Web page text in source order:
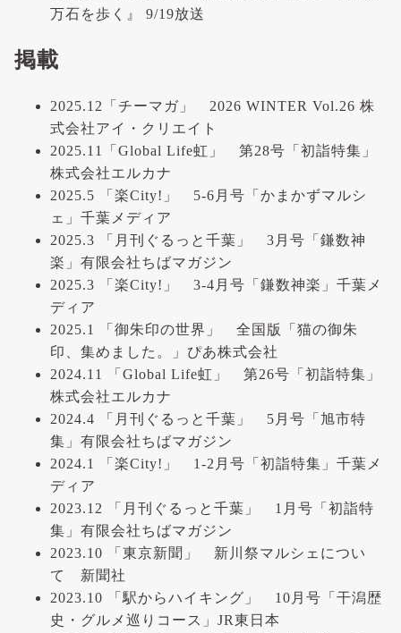
万石を歩く』 9/19放送
掲載
2025.12「チーマガ」 2026 WINTER Vol.26 株
式会社アイ・クリエイト
2025.11「Global Life虹」 第28号「初詣特集」
株式会社エルカナ
2025.5 「楽City!」 5-6月号「かまかずマルシ
ェ」千葉メディア
2025.3 「月刊ぐるっと千葉」 3月号「鎌数神
楽」有限会社ちばマガジン
2025.3 「楽City!」 3-4月号「鎌数神楽」千葉メ
ディア
2025.1 「御朱印の世界」 全国版「猫の御朱
印、集めました。」ぴあ株式会社
2024.11 「Global Life虹」 第26号「初詣特集」
株式会社エルカナ
2024.4 「月刊ぐるっと千葉」 5月号「旭市特
集」有限会社ちばマガジン
2024.1 「楽City!」 1-2月号「初詣特集」千葉メ
ディア
2023.12 「月刊ぐるっと千葉」 1月号「初詣特
集」有限会社ちばマガジン
2023.10 「東京新聞」 新川祭マルシェについ
て 新聞社
2023.10 「駅からハイキング」 10月号「干潟歴
史・グルメ巡りコース」JR東日本